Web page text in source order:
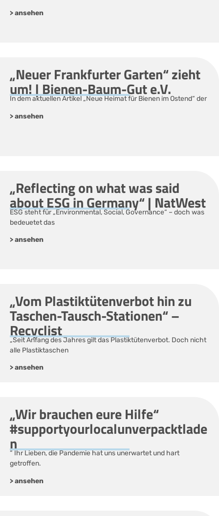
> ansehen
„Neuer Frankfurter Garten“ zieht
um! | Bienen-Baum-Gut e.V.
In dem aktuellen Artikel „Neue Heimat für Bienen im Ostend“ der
> ansehen
„Reflecting on what was said
about ESG in Germany“ | NatWest
ESG steht für „Environmental, Social, Governance“ – doch was
bedeuetet das
> ansehen
„Vom Plastiktütenverbot hin zu
Taschen-Tausch-Stationen“ –
Recyclist
„Seit Anfang des Jahres gilt das Plastiktütenverbot. Doch nicht
alle Plastiktaschen
> ansehen
„Wir brauchen eure Hilfe“
#supportyourlocalunverpacktlade
n
“ Ihr Lieben, die Pandemie hat uns unerwartet und hart
getroffen.
> ansehen